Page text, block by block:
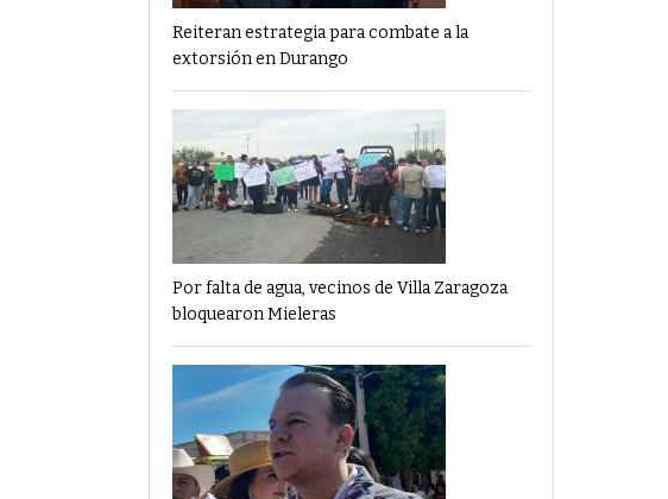
Reiteran estrategia para combate a la
extorsión en Durango
Por falta de agua, vecinos de Villa Zaragoza
bloquearon Mieleras